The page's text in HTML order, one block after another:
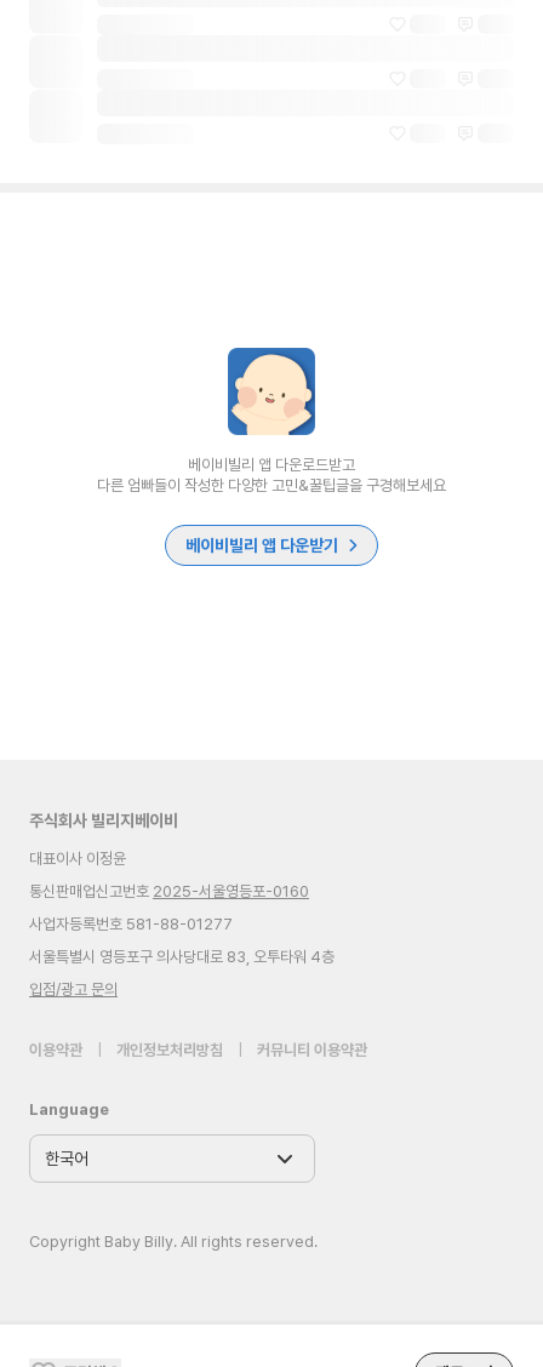
베이비빌리 앱 다운로드받고
다른 엄빠들이 작성한 다양한 고민&꿀팁글을 구경해보세요
베이비빌리 앱 다운받기
주식회사 빌리지베이비
대표이사 이정윤
통신판매업신고번호 2025-서울영등포-0160
사업자등록번호 581-88-01277
서울특별시 영등포구 의사당대로 83, 오투타워 4층
입점/광고 문의
이용약관 개인정보처리방침 커뮤니티 이용약관
Language
Copyright Baby Billy. All rights reserved.